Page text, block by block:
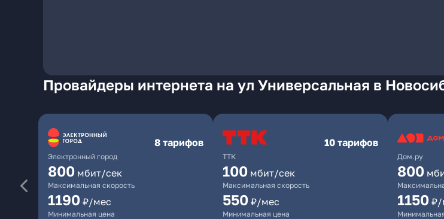
Провайдеры интернета на ул Универсальная в
Электронный город
8 тарифов
800 мбит/сек
Максимальная скорость
1190 ₽/мес
Минимальная цена
ТТК
10 тарифов
100 мбит/сек
Максимальная скорость
550 ₽/мес
Минимальная цена
Дом.ру
800
1150 ₽/